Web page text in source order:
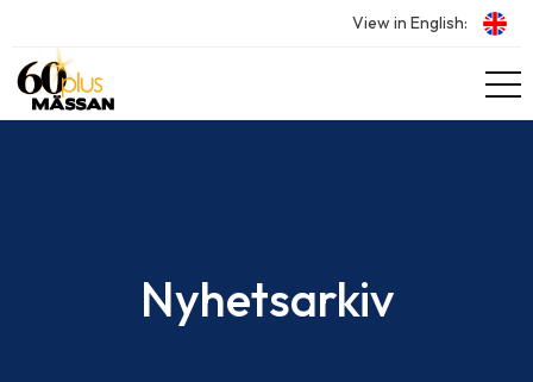
View in English:
Nyhetsarkiv